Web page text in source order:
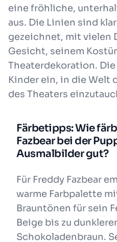
eine fröhliche,
aus. Die Linien sind
gezeichnet, mit vielen
Gesicht, seinem
Theaterdekoration.
Kinder ein, in die Welt
des Theaters
Färbetipps: Wie
Fazbear bei der
Ausmalbilder gut?
Für Freddy Fazbear
warme Farbpalette
Brauntönen für sein
Beige bis zu
Schokoladenbraun.